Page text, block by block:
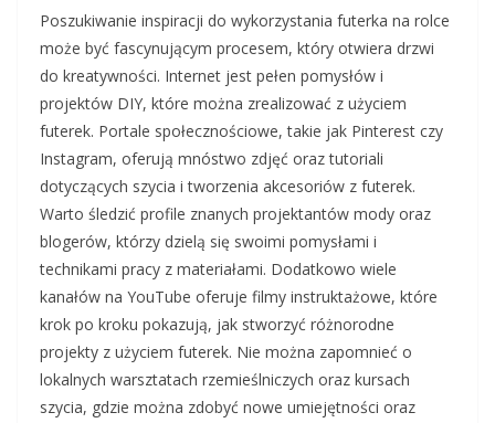
Poszukiwanie inspiracji do wykorzystania futerka na rolce
może być fascynującym procesem, który otwiera drzwi
do kreatywności. Internet jest pełen pomysłów i
projektów DIY, które można zrealizować z użyciem
futerek. Portale społecznościowe, takie jak Pinterest czy
Instagram, oferują mnóstwo zdjęć oraz tutoriali
dotyczących szycia i tworzenia akcesoriów z futerek.
Warto śledzić profile znanych projektantów mody oraz
blogerów, którzy dzielą się swoimi pomysłami i
technikami pracy z materiałami. Dodatkowo wiele
kanałów na YouTube oferuje filmy instruktażowe, które
krok po kroku pokazują, jak stworzyć różnorodne
projekty z użyciem futerek. Nie można zapomnieć o
lokalnych warsztatach rzemieślniczych oraz kursach
szycia, gdzie można zdobyć nowe umiejętności oraz